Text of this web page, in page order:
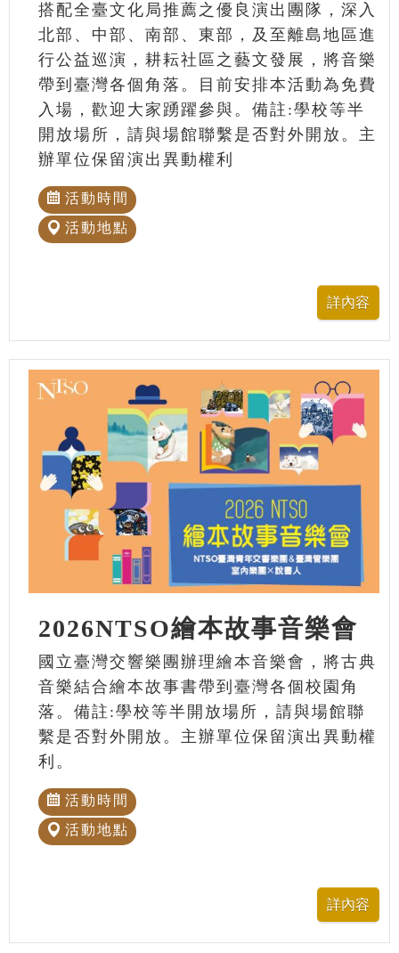
搭配全臺文化局推薦之優良演出團隊，深入
北部、中部、南部、東部，及至離島地區進
行公益巡演，耕耘社區之藝文發展，將音樂
帶到臺灣各個角落。目前安排本活動為免費
入場，歡迎大家踴躍參與。備註:學校等半
開放場所，請與場館聯繫是否對外開放。主
辦單位保留演出異動權利
活動時間
活動地點
2026NTSO繪本故事音樂會
國立臺灣交響樂團辦理繪本音樂會，將古典
音樂結合繪本故事書帶到臺灣各個校園角
落。備註:學校等半開放場所，請與場館聯
繫是否對外開放。主辦單位保留演出異動權
利。
活動時間
活動地點